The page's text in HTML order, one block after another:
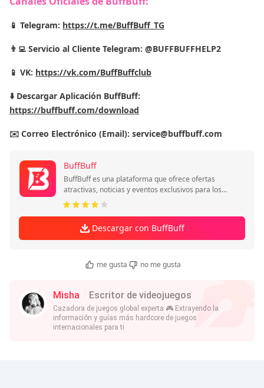
📱 Telegram: https://t.me/BuffBuff_TG
👨‍💻 Servicio al Cliente Telegram: @BUFFBUFFHELP2
📱 VK: https://vk.com/BuffBuffclub
⬇️ Descargar Aplicación BuffBuff:
https://buffbuff.com/download
✉️ Correo Electrónico (Email): service@buffbuff.com
BuffBuff
BuffBuff es una plataforma que ofrece ofertas
atractivas, noticias y eventos exclusivos para los
jugadores.​
Descargar con BuffBuff
me gusta no me gusta
Misha Escritor de videojuegos
Cazadora de juegos global experta 🎮 Extrayendo la
información y guías más hardcore de juegos
internacionales para ti